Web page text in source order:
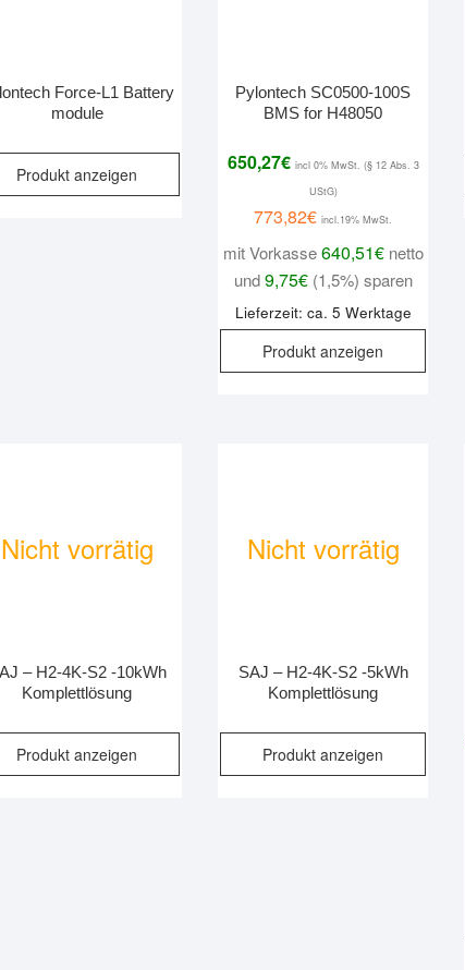
Force-L1 Battery
module
Produkt anzeigen
Pylontech SC0500-100S
BMS for H48050
650,27€ incl 0% MwSt. (§ 12 Abs. 3
UStG)
773,82€ incl.19% MwSt.
mit Vorkasse640,51€netto
und9,75€(1,5%) sparen
Lieferzeit: ca. 5 Werktage
Produkt anzeigen
– H2-4K-S2 -10kWh
Komplettlösung
Produkt anzeigen
Nicht vorrätig
SAJ – H2-4K-S2 -5kWh
Komplettlösung
Produkt anzeigen
Nicht vorrätig